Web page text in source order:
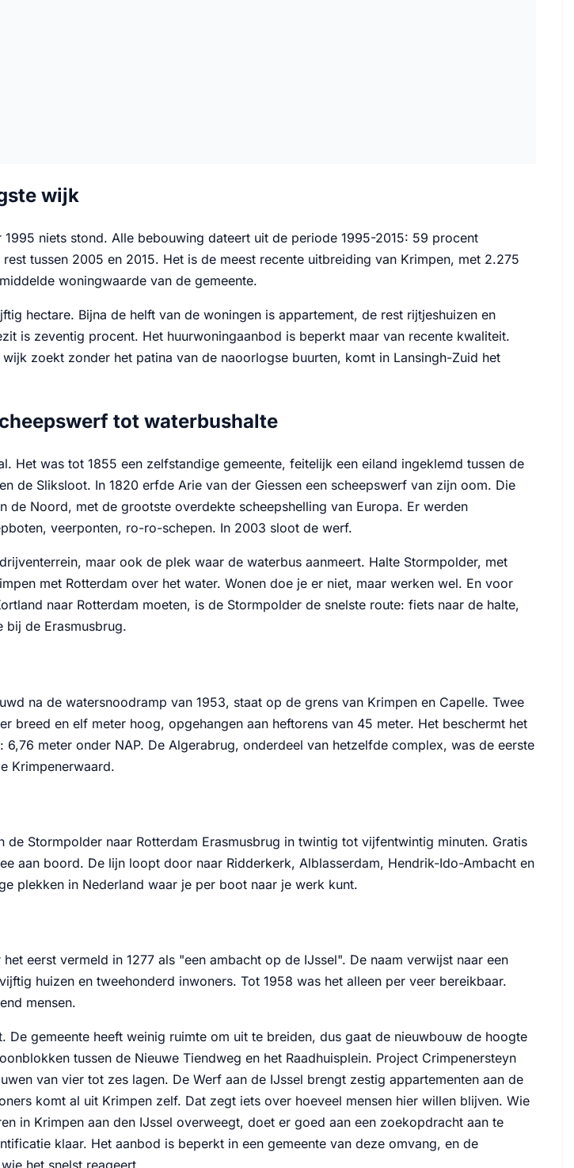
wijk
niets stond. Alle bebouwing dateert uit de periode 1995-2015: 59 procent
tussen 2005 en 2015. Het is de meest recente uitbreiding van Krimpen, met 2.275
woningwaarde van de gemeente.
hectare. Bijna de helft van de woningen is appartement, de rest rijtjeshuizen en
is zeventig procent. Het huurwoningaanbod is beperkt maar van recente kwaliteit.
zoekt zonder het patina van de naoorlogse buurten, komt in Lansingh-Zuid het
tot waterbushalte
Het was tot 1855 een zelfstandige gemeente, feitelijk een eiland ingeklemd tussen de
de Sliksloot. In 1820 erfde Arie van der Giessen een scheepswerf van zijn oom. Die
de Noord, met de grootste overdekte scheepshelling van Europa. Er werden
veerponten, ro-ro-schepen. In 2003 sloot de werf.
maar ook de plek waar de waterbus aanmeert. Halte Stormpolder, met
met Rotterdam over het water. Wonen doe je er niet, maar werken wel. En voor
naar Rotterdam moeten, is de Stormpolder de snelste route: fiets naar de halte,
bij de Erasmusbrug.
na de watersnoodramp van 1953, staat op de grens van Krimpen en Capelle. Twee
breed en elf meter hoog, opgehangen aan heftorens van 45 meter. Het beschermt het
6,76 meter onder NAP. De Algerabrug, onderdeel van hetzelfde complex, was de eerste
Krimpenerwaard.
de Stormpolder naar Rotterdam Erasmusbrug in twintig tot vijfentwintig minuten. Gratis
aan boord. De lijn loopt door naar Ridderkerk, Alblasserdam, Hendrik-Ido-Ambacht en
plekken in Nederland waar je per boot naar je werk kunt.
eerst vermeld in 1277 als "een ambacht op de IJssel". De naam verwijst naar een
huizen en tweehonderd inwoners. Tot 1958 was het alleen per veer bereikbaar.
mensen.
De gemeente heeft weinig ruimte om uit te breiden, dus gaat de nieuwbouw de hoogte
tussen de Nieuwe Tiendweg en het Raadhuisplein. Project Crimpenersteyn
van vier tot zes lagen. De Werf aan de IJssel brengt zestig appartementen aan de
komt al uit Krimpen zelf. Dat zegt iets over hoeveel mensen hier willen blijven. Wie
in Krimpen aan den IJssel overweegt, doet er goed aan een zoekopdracht aan te
klaar. Het aanbod is beperkt in een gemeente van deze omvang, en de